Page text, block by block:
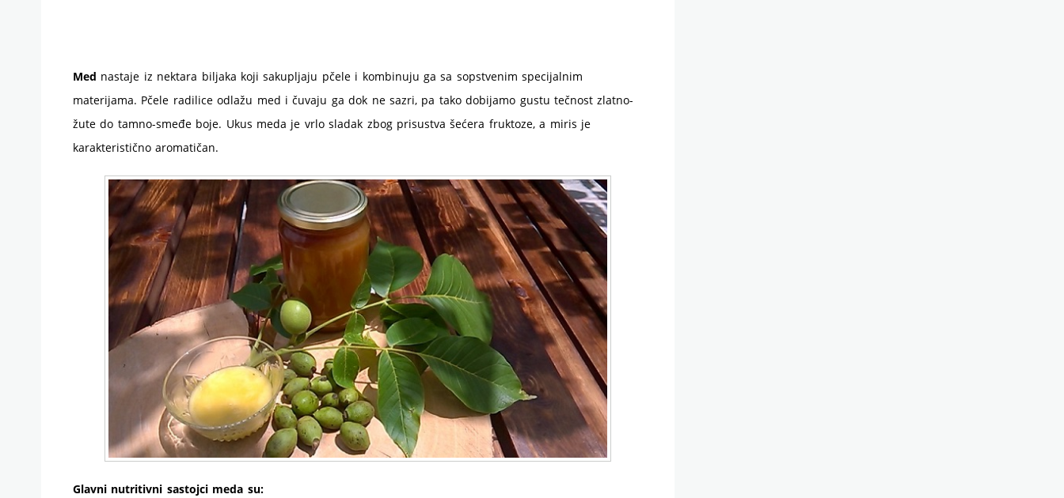
Med nastaje iz nektara biljaka koji sakupljaju pčele i kombinuju ga sa sopstvenim specijalnim
materijama. Pčele radilice odlažu med i čuvaju ga dok ne sazri, pa tako dobijamo gustu tečnost zlatno-
žute do tamno-smeđe boje. Ukus meda je vrlo sladak zbog prisustva šećera fruktoze, a miris je
karakteristično aromatičan.
Glavni nutritivni sastojci meda su: